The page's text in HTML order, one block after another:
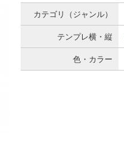
カテゴリ（ジャンル）
テンプレ横・縦
色・カラー